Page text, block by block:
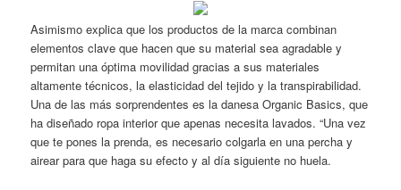
Asimismo explica que los productos de la marca combinan
elementos clave que hacen que su material sea agradable y
permitan una óptima movilidad gracias a sus materiales
altamente técnicos, la elasticidad del tejido y la transpirabilidad.
Una de las más sorprendentes es la danesa Organic Basics, que
ha diseñado ropa interior que apenas necesita lavados. “Una vez
que te pones la prenda, es necesario colgarla en una percha y
airear para que haga su efecto y al día siguiente no huela.